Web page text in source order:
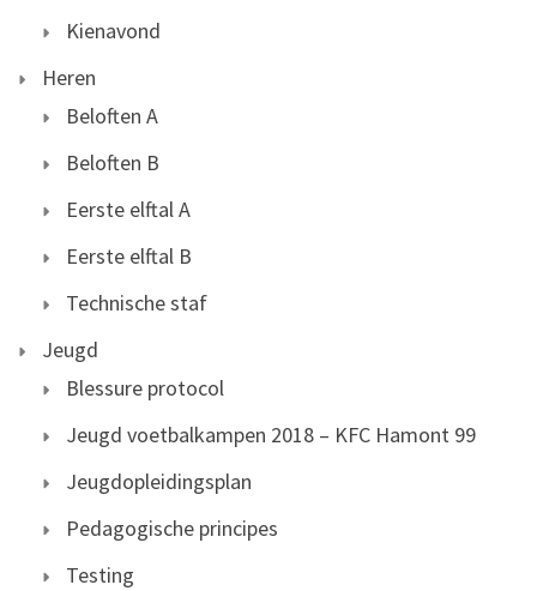
Kienavond
Heren
Beloften A
Beloften B
Eerste elftal A
Eerste elftal B
Technische staf
Jeugd
Blessure protocol
Jeugd voetbalkampen 2018 – KFC Hamont 99
Jeugdopleidingsplan
Pedagogische principes
Testing